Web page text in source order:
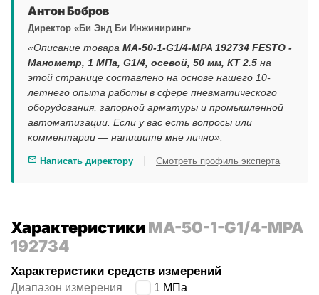
Антон Бобров
Директор «Би Энд Би Инжиниринг»
«Описание товара MA-50-1-G1/4-MPA 192734 FESTO -
Манометр, 1 МПа, G1/4, осевой, 50 мм, КТ 2.5 на
этой странице составлено на основе нашего 10-
летнего опыта работы в сфере пневматического
оборудования, запорной арматуры и промышленной
автоматизации. Если у вас есть вопросы или
комментарии — напишите мне лично».
Написать директору Смотреть профиль эксперта
ХарактеристикиMA-50-1-G1/4-MPA
192734
Характеристики средств измерений
Диапазон измерения 0 ÷ 1 МПа